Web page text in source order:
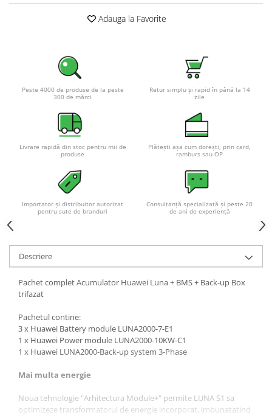
Statii de incarcare vehicule
Cabluri de incarcare vehicule
Turbine eoliene pentru casă
Acumulatori VRLA AGM/GEL /
Baterii si acumulatori gel si VRLA
Baterii si acumulatori AGM VRLA
de 6-12 V
GEL
Li-Ion
Deep Cycle - Tractiune/Semi-
Tractiune
Marine & Caravan
APC
Sisteme de management (BMS)
Adauga la Favorite
Peste 4000 de produse de la peste
300 de mărci
Retur simplu și rapid în până la 14
zile
Livrare rapidă din stoc pentru mii de
produse
Plătești așa cum dorești, prin card,
ramburs sau OP
Importator și distribuitor autorizat
pentru sute de branduri
Consultanță specializată și peste 20
de ani de experiență
Descriere
Pachet complet Acumulator Huawei Luna + BMS + Back-up Box
trifazat
Pachetul contine:
3 x Huawei Battery module LUNA2000-7-E1
1 x Huawei Power module LUNA2000-10KW-C1
1 x Huawei LUNA2000-Back-up system 3-Phase
Mai multa energie
Noua tehnologie "Arhitectura Module+" permite LUNA S1 sa
optimizeze transformatorul de energie incorporat, imbunatatind